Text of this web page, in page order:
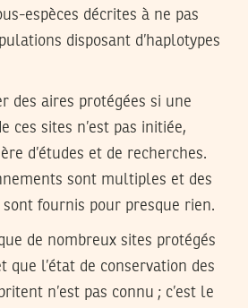
espèces décrites à ne pas
disposant d’haplotypes
des aires protégées si une
ces sites n’est pas initiée,
d’études et de recherches.
sont multiples et des
fournis pour presque rien.
de nombreux sites protégés
que l’état de conservation des
n’est pas connu ; c’est le